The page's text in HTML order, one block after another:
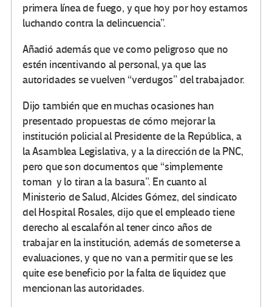
primera línea de fuego, y que hoy por hoy estamos
luchando contra la delincuencia”.
Añadió además que ve como peligroso que no
estén incentivando al personal, ya que las
autoridades se vuelven “verdugos” del trabajador.
Dijo también que en muchas ocasiones han
presentado propuestas de cómo mejorar la
institución policial al Presidente de la República, a
la Asamblea Legislativa, y a la dirección de la PNC,
pero que son documentos que “simplemente
toman y lo tiran a la basura”. En cuanto al
Ministerio de Salud, Alcides Gómez, del sindicato
del Hospital Rosales, dijo que el empleado tiene
derecho al escalafón al tener cinco años de
trabajar en la institución, además de someterse a
evaluaciones, y que no van a permitir que se les
quite ese beneficio por la falta de liquidez que
mencionan las autoridades.